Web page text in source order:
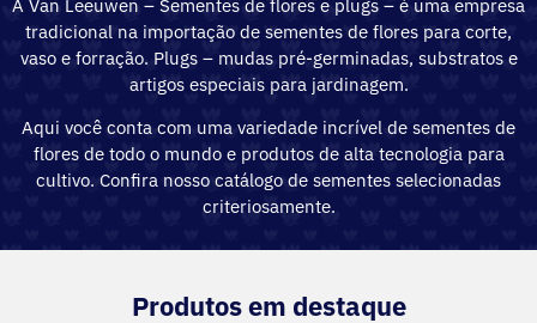
A Van Leeuwen – Sementes de flores e plugs – é uma empresa
tradicional na importação de sementes de flores para corte,
vaso e forração. Plugs – mudas pré-germinadas, substratos e
artigos especiais para jardinagem.
Aqui você conta com uma variedade incrível de sementes de
flores de todo o mundo e produtos de alta tecnologia para
cultivo. Confira nosso catálogo de sementes selecionadas
criteriosamente.
Produtos em destaque